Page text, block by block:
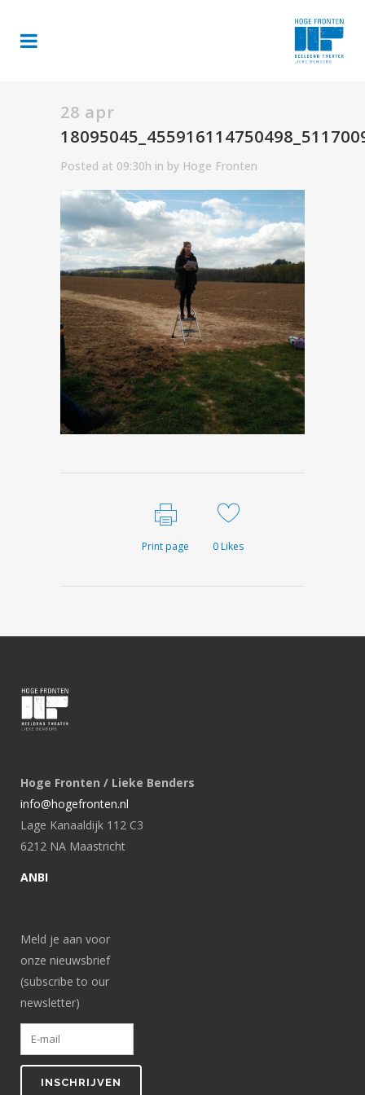
28 apr
Posted at 09:30h in by Hoge Fronten
Print page 0Likes
Hoge Fronten / Lieke Benders
info@hogefronten.nl
Lage Kanaaldijk 112 C3
6212 NA Maastricht
ANBI
Meld je aan voor
onze nieuwsbrief
(subscribe to our
newsletter)